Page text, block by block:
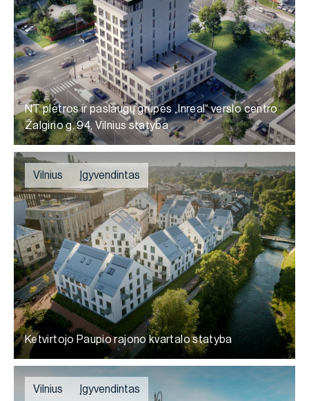
NT plėtros ir paslaugų grupės „Inreal“ verslo centro
Žalgirio g. 94, Vilnius statyba
Vilnius Įgyvendintas
Ketvirtojo Paupio rajono kvartalo statyba
Vilnius Įgyvendintas